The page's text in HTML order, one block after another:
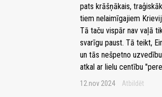
pats krāšņākais,
tiem nelaimīgajiem
Tā taču vispār nav vaļā
svarīgu paust. Tā teikt,
un tās nešpetno
atkal ar lielu centību
12.nov 2024 Atbildēt